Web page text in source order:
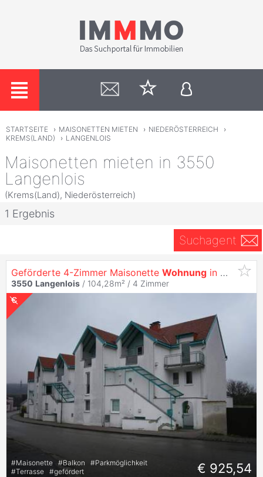
STARTSEITE › MAISONETTEN MIETEN › NIEDERÖSTERREICH
›
KREMS(LAND)
› LANGENLOIS
Maisonetten mieten in 3550
Langenlois
(Krems(Land), Niederösterreich)
1 Ergebnis
Suchagent
Geförderte 4-Zimmer Maisonette Wohnung in Mietemit
3550 Langenlois / 104,28m² / 4 Zimmer
#Maisonette #Balkon #Parkmöglichkeit
#Terrasse #gefördert € 925,54